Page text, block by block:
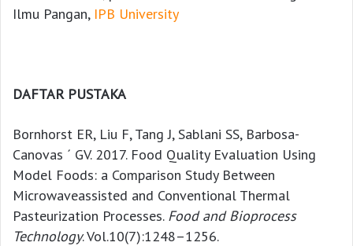
Ilmu Pangan, IPB University
DAFTAR PUSTAKA
Bornhorst ER, Liu F, Tang J, Sablani SS, Barbosa-
Canovas ´ GV. 2017. Food Quality Evaluation Using
Model Foods: a Comparison Study Between
Microwaveassisted and Conventional Thermal
Pasteurization Processes. Food and Bioprocess
Technology. Vol.10(7):1248–1256.